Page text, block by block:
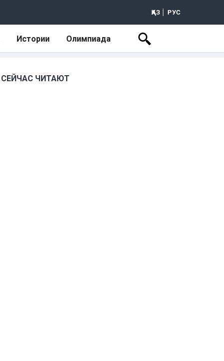
ҚАЗ РУС
Истории Олимпиада
СЕЙЧАС ЧИТАЮТ